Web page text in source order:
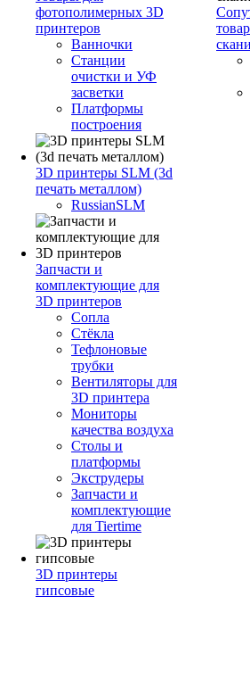
фотополимерных 3D
принтеров
Ванночки
Станции
очистки и УФ
засветки
Платформы
построения
3D принтеры SLM (3d
печать металлом)
RussianSLM
Запчасти и
комплектующие для
3D принтеров
Сопла
Cтёкла
Тефлоновые
трубки
Вентиляторы для
3D принтера
Мониторы
качества воздуха
Столы и
платформы
Экструдеры
Запчасти и
комплектующие
для Tiertime
3D принтеры
гипсовые